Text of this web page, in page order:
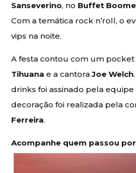
Sanseverino, no Buffet
Com a temática rock n’roll, o
vips na noite.
A festa contou com um
Tihuana e a cantoraJoe Welch
drinks foi assinado pela equipe
decoração foi realizada pela
Ferreira.
Acompanhe quem passou